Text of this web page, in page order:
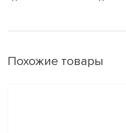
Похожие товары